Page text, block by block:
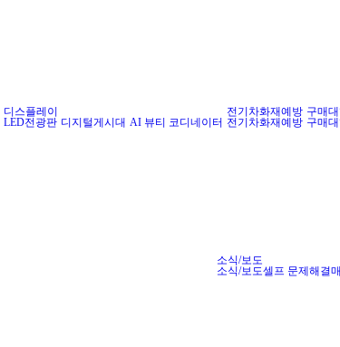
디스플레이
LED전광판 디지털게시대 AI 뷰티 코디네이터
전기차화재예방
전기차화재예방
구매
구매
소식/보도
소식/보도셀프 문제해결